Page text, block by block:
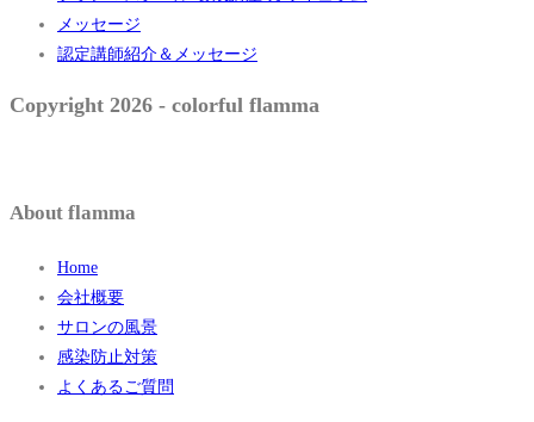
メッセージ
認定講師紹介＆メッセージ
Copyright 2026 - colorful flamma
About flamma
Home
会社概要
サロンの風景
感染防止対策
よくあるご質問